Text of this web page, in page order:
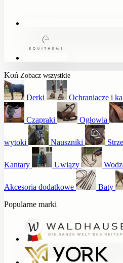
Koń Zobacz wszystkie
Derki Ochraniacze i
Czapraki Ogłowia
wytoki Nauszniki
Kantary Uwiązy
Akcesoria dodatkowe Baty
Popularne marki